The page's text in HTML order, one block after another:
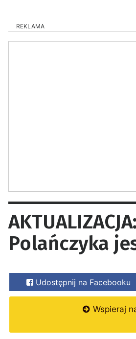
REKLAMA
Polańczyka
Udostępnij na Facebooku
Wspieraj